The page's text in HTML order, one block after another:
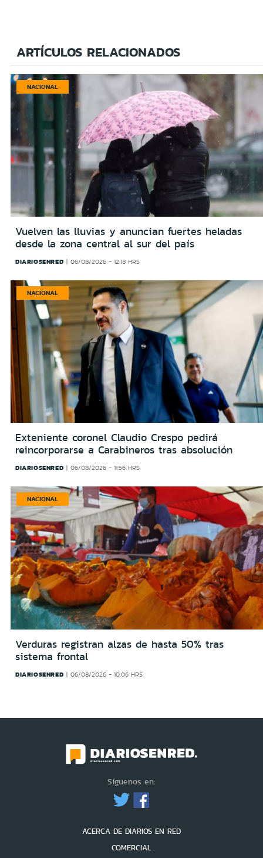
ARTÍCULOS RELACIONADOS
NACIONAL
Vuelven las lluvias y anuncian fuertes heladas
desde la zona central al sur del país
DIARIOSENRED 06/08/2026 - 12:18 HRS
NACIONAL
Exteniente coronel Claudio Crespo pedirá
reincorporarse a Carabineros tras absolución
DIARIOSENRED 06/08/2026 - 11:56 HRS
NACIONAL
Verduras registran alzas de hasta 50% tras
sistema frontal
DIARIOSENRED 06/08/2026 - 10:06 HRS
Síguenos en:
ACERCA DE DIARIOS EN RED
COMERCIAL